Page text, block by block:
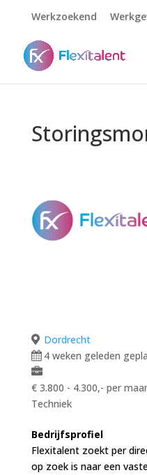
Werkzoekend
Dordrecht
4 weken geleden
€ 3.800 - 4.300,- per
Techniek
Bedrijfsprofiel
Flexitalent zoekt per
op zoek is naar een